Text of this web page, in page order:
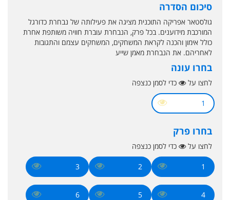
סיכום הסדרה
גולסטאר אפריקה התוכנית מציגה את פעילותה של נבחרת כדורגל
המורכבת מידוענים. בכל פרק, הנבחרת עוברת חוויה משותפת אחרת
כולל אימון והכנה לקראת המשחקים, המשחקים עצמם והתגובות
לאחריהם. את הנבחרת מאמן שייע
בחרו עונה
לחצו על כדי לסמן כנצפה
1
בחרו פרק
לחצו על כדי לסמן כנצפה
1
2
3
4
5
6